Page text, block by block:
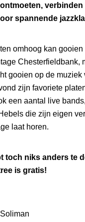
verbinden
spannende
omhoog kan
Chesterfieldbank,
gooien op de muziek
zijn favoriete
een aantal live
die zijn eigen
laat horen.
toch niks anders te
is gratis!